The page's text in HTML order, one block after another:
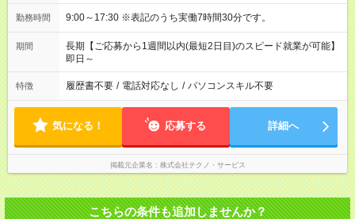
勤務時間 9:00～17:30 ※表記のうち実働7時間30分です。
期間
長期【ご応募から1週間以内(最短2日目)のスピード就業が可能】
即日～
特徴 履歴書不要 / 電話対応なし / パソコンスキル不要
気になる！ 応募する 詳細へ
掲載元企業名 株式会社テクノ・サービス
こちらの条件も追加しませんか？